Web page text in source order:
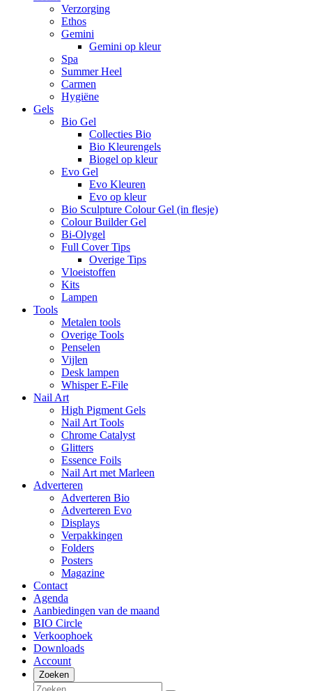
Verzorging
Ethos
Gemini
Gemini op kleur
Spa
Summer Heel
Carmen
Hygiëne
Gels
Bio Gel
Collecties Bio
Bio Kleurengels
Biogel op kleur
Evo Gel
Evo Kleuren
Evo op kleur
Bio Sculpture Colour Gel (in flesje)
Colour Builder Gel
Bi-Olygel
Full Cover Tips
Overige Tips
Vloeistoffen
Kits
Lampen
Tools
Metalen tools
Overige Tools
Penselen
Vijlen
Desk lampen
Whisper E-File
Nail Art
High Pigment Gels
Nail Art Tools
Chrome Catalyst
Glitters
Essence Foils
Nail Art met Marleen
Adverteren
Adverteren Bio
Adverteren Evo
Displays
Verpakkingen
Folders
Posters
Magazine
Contact
Agenda
Aanbiedingen van de maand
BIO Circle
Verkoophoek
Downloads
Account
Zoeken